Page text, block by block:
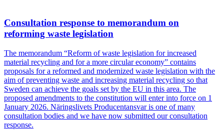
Consultation response to memorandum on
reforming waste legislation
The memorandum “Reform of waste legislation for increased
material recycling and for a more circular economy” contains
proposals for a reformed and modernized waste legislation with the
aim of preventing waste and increasing material recycling so that
Sweden can achieve the goals set by the EU in this area. The
proposed amendments to the constitution will enter into force on 1
January 2026. Näringslivets Producentansvar is one of many
consultation bodies and we have now submitted our consultation
response.